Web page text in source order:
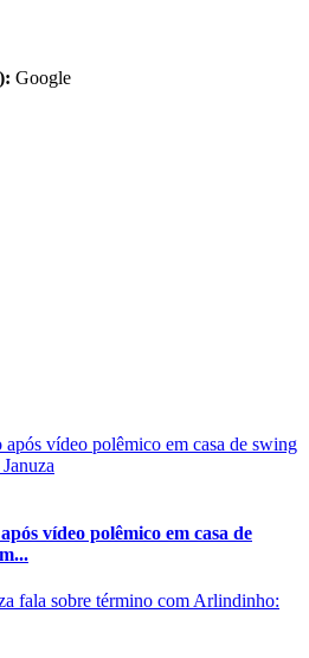
Google
vídeo polêmico em casa de